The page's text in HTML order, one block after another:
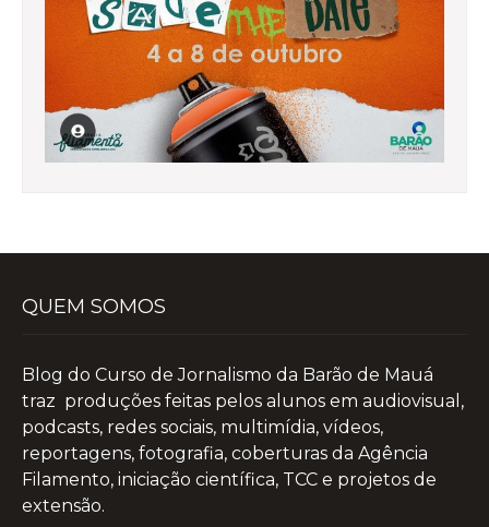
QUEM SOMOS
Blog do Curso de Jornalismo da Barão de Mauá
traz produções feitas pelos alunos em audiovisual,
podcasts, redes sociais, multimídia, vídeos,
reportagens, fotografia, coberturas da Agência
Filamento, iniciação científica, TCC e projetos de
extensão.